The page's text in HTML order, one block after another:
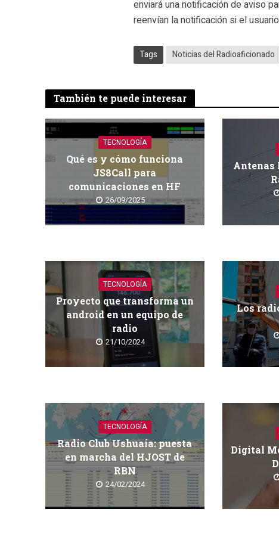
enviará una notificación de aviso
reenvían la notificación si el
Tags Noticias del Radioaficionado
También te puede interesar
TECNOLOGÍA
Qué es y cómo funciona
JS8Call para
comunicaciones en HF
26/09/2025
Antenas
TECNOLOGÍA
Proyecto que transforma un
android en un equipo de
radio
21/10/2024
Los
TECNOLOGÍA
Radio Club Ushuaia: puesta
en marcha del HJOST de
RBN
24/02/2024
Digital